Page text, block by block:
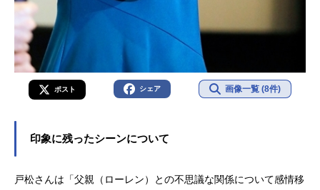
ポスト シェア 画像一覧 (8件)
印象に残ったシーンについて
戸松さんは「父親（ローレン）との不思議な関係について感情移